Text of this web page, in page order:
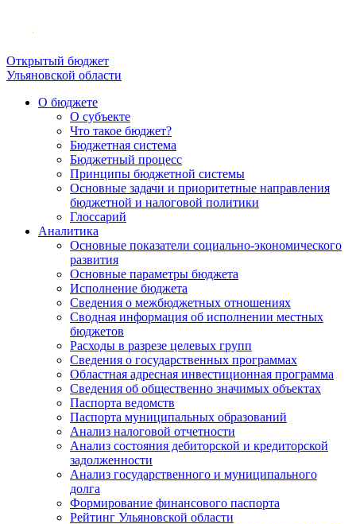
Открытый бюджет
Ульяновской области
О бюджете
О субъекте
Что такое бюджет?
Бюджетная система
Бюджетный процесс
Принципы бюджетной системы
Основные задачи и приоритетные направления
бюджетной и налоговой политики
Глоссарий
Аналитика
Основные показатели социально-экономического
развития
Основные параметры бюджета
Исполнение бюджета
Сведения о межбюджетных отношениях
Сводная информация об исполнении местных
бюджетов
Расходы в разрезе целевых групп
Сведения о государственных программах
Областная адресная инвестиционная программа
Сведения об общественно значимых объектах
Паспорта ведомств
Паспорта муниципальных образований
Анализ налоговой отчетности
Анализ состояния дебиторской и кредиторской
задолженности
Анализ государственного и муниципального
долга
Формирование финансового паспорта
Рейтинг Ульяновской области